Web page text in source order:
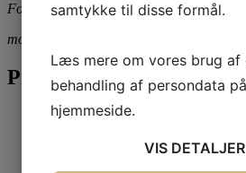
For mere information kontakt: Klaus
mobil: 20516917; e-mail: kn@gbd.dk
Prisen inkluderer:
Undervisning af certificerede
Manual:”Scrum Body of
samtykke til disse formål.
Læs mere om vores brug af
behandling af persondata
hjemmeside.
VIS DETALJER